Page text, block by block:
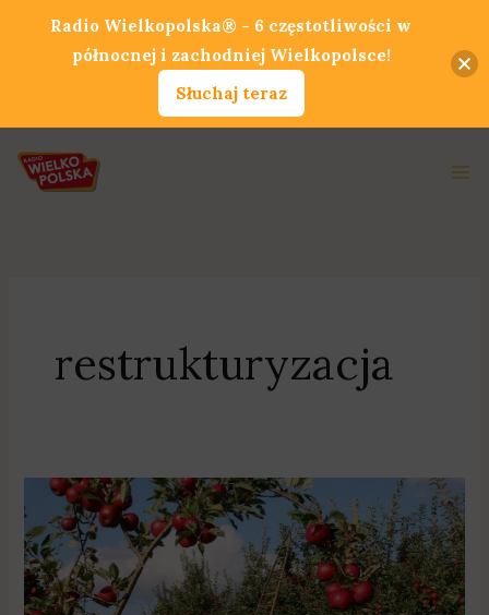
restrukturyzacja
Agro
temat:
restrukturyzacja
małych
gospodarstw
Radio Wielkopolska® - 6 częstotliwości w
północnej i zachodniej Wielkopolsce!
Słuchaj teraz